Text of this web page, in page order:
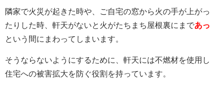
隣家で火災が起きた時や、ご自宅の窓から火の手が上がっ
たりした時、軒天がないと火がたちまち屋根裏にまであっ
という間にまわってしまいます。
そうならないようにするために、軒天には不燃材を使用し
住宅への被害拡大を防ぐ役割を持っています。